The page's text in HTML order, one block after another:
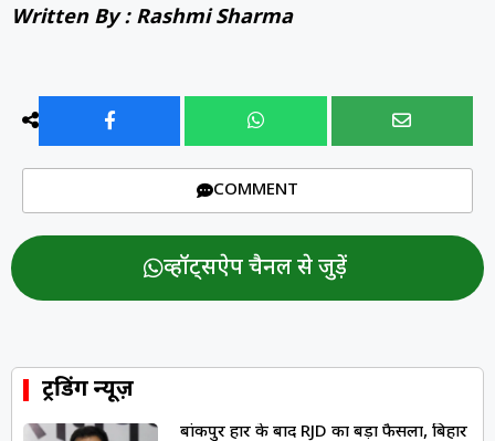
Written By : Rashmi Sharma
COMMENT
व्हॉट्सऐप चैनल से जुड़ें
ट्रेंडिंग न्यूज़
बांकीपुर हार के बाद RJD का बड़ा फैसला, बिहार